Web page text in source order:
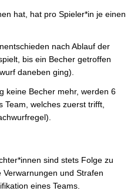
hat, hat pro Spieler*in je einen
nach Ablauf der
bis ein Becher getroffen
daneben ging).
keine Becher mehr, werden 6
Team, welches zuerst trifft,
sind stets Folge zu
und Strafen
eines Teams.